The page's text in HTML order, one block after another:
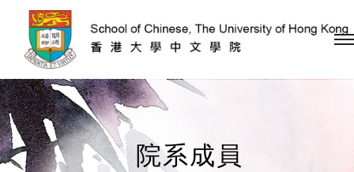
跳到內容（按回車鍵）
院系成員